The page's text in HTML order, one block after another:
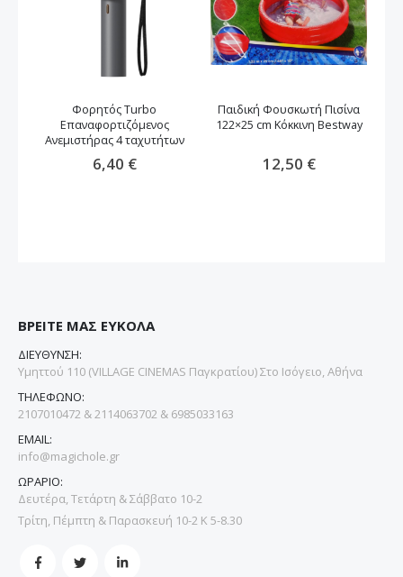
Φορητός Turbo
Επαναφορτιζόμενος
Ανεμιστήρας 4 ταχυτήτων
6,40 €
Παιδική Φουσκωτή Πισίνα
122×25 cm Κόκκινη Bestway
12,50 €
ΒΡΕΙΤΕ ΜΑΣ ΕΥΚΟΛΑ
ΔΙΕΥΘΥΝΣΗ:
Υμηττού 110 (VILLAGE CINEMAS Παγκρατίου) Στο Ισόγειο, Αθήνα
ΤΗΛΕΦΩΝΟ:
2107010472 & 2114063702 & 6985033163
EMAIL:
info@magichole.gr
ΩΡΑΡΙΟ:
Δευτέρα, Τετάρτη & Σάββατο 10-2
Τρίτη, Πέμπτη & Παρασκευή 10-2 Κ 5-8.30